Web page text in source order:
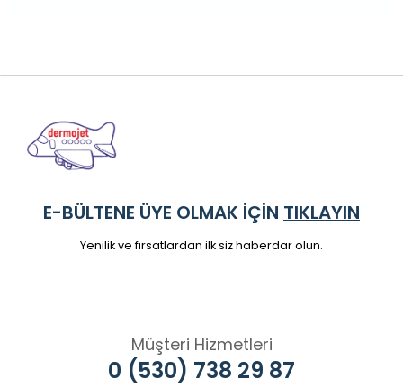
E-BÜLTENE ÜYE OLMAK İÇİN TIKLAYIN
Yenilik ve fırsatlardan ilk siz haberdar olun.
Müşteri Hizmetleri
0 (530) 738 29 87